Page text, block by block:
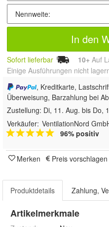
In den
Sofort lieferbar 10+ Auf
Einige Ausführungen nicht
, Kreditkarte,
Überweisung, Barzahlung bei
Zustellung: Di, 11. Aug. bis Do,
Verkäufer: VentilationNord
96% positiv
Merken Preis vorschlagen
Produktdetails Zahlung,
Artikelmerkmale